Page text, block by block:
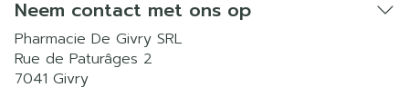
Neem contact met ons op
Pharmacie De Givry SRL
Rue de Paturâges 2
7041 Givry